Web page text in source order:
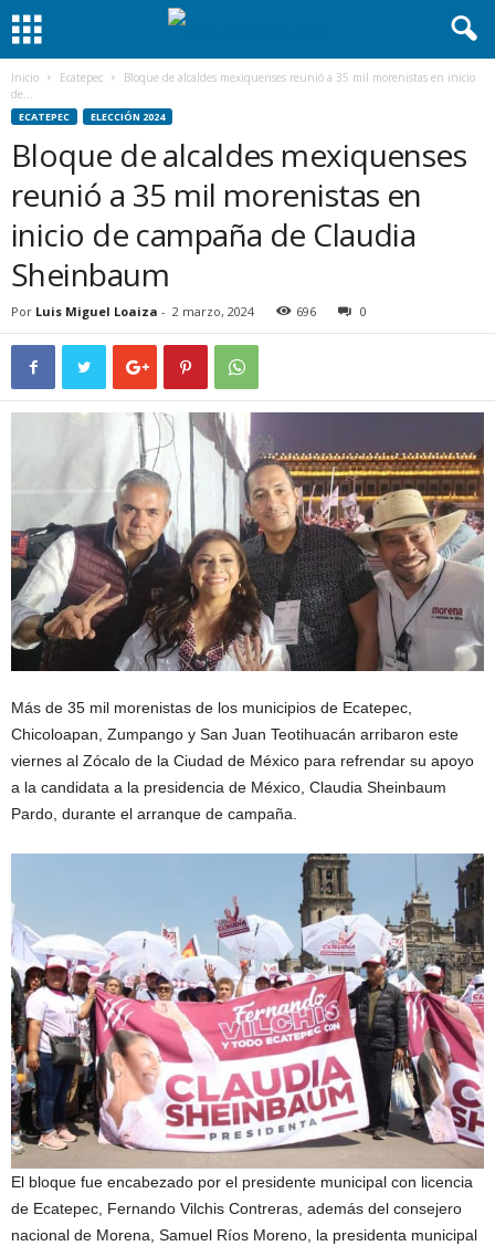
Inicio Ecatepec
Bloque de alcaldes mexiquenses reunió a 35 mil morenistas en inicio
de...
ECATEPEC ELECCIÓN 2024
Bloque de alcaldes mexiquenses
reunió a 35 mil morenistas en
inicio de campaña de Claudia
Sheinbaum
Por Luis Miguel Loaiza - 2 marzo, 2024 696 0
Más de 35 mil morenistas de los municipios de Ecatepec,
Chicoloapan, Zumpango y San Juan Teotihuacán arribaron este
viernes al Zócalo de la Ciudad de México para refrendar su apoyo
a la candidata a la presidencia de México, Claudia Sheinbaum
Pardo, durante el arranque de campaña.
El bloque fue encabezado por el presidente municipal con licencia
de Ecatepec, Fernando Vilchis Contreras, además del consejero
nacional de Morena, Samuel Ríos Moreno, la presidenta municipal